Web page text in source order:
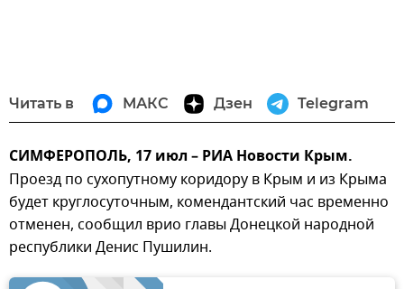
Читать в МАКС Дзен Telegram
СИМФЕРОПОЛЬ, 17 июл – РИА Новости Крым.
Проезд по сухопутному коридору в Крым и из Крыма
будет круглосуточным, комендантский час временно
отменен, сообщил врио главы Донецкой народной
республики Денис Пушилин.